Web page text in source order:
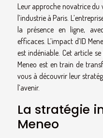
Leur approche novatrice
l’industrie à Paris.
la présence en ligne,
efficaces. L’impact d’ID
est indéniable. Cet article
Meneo est en train de
vous à découvrir leur
l’avenir.
La stratégie
Meneo